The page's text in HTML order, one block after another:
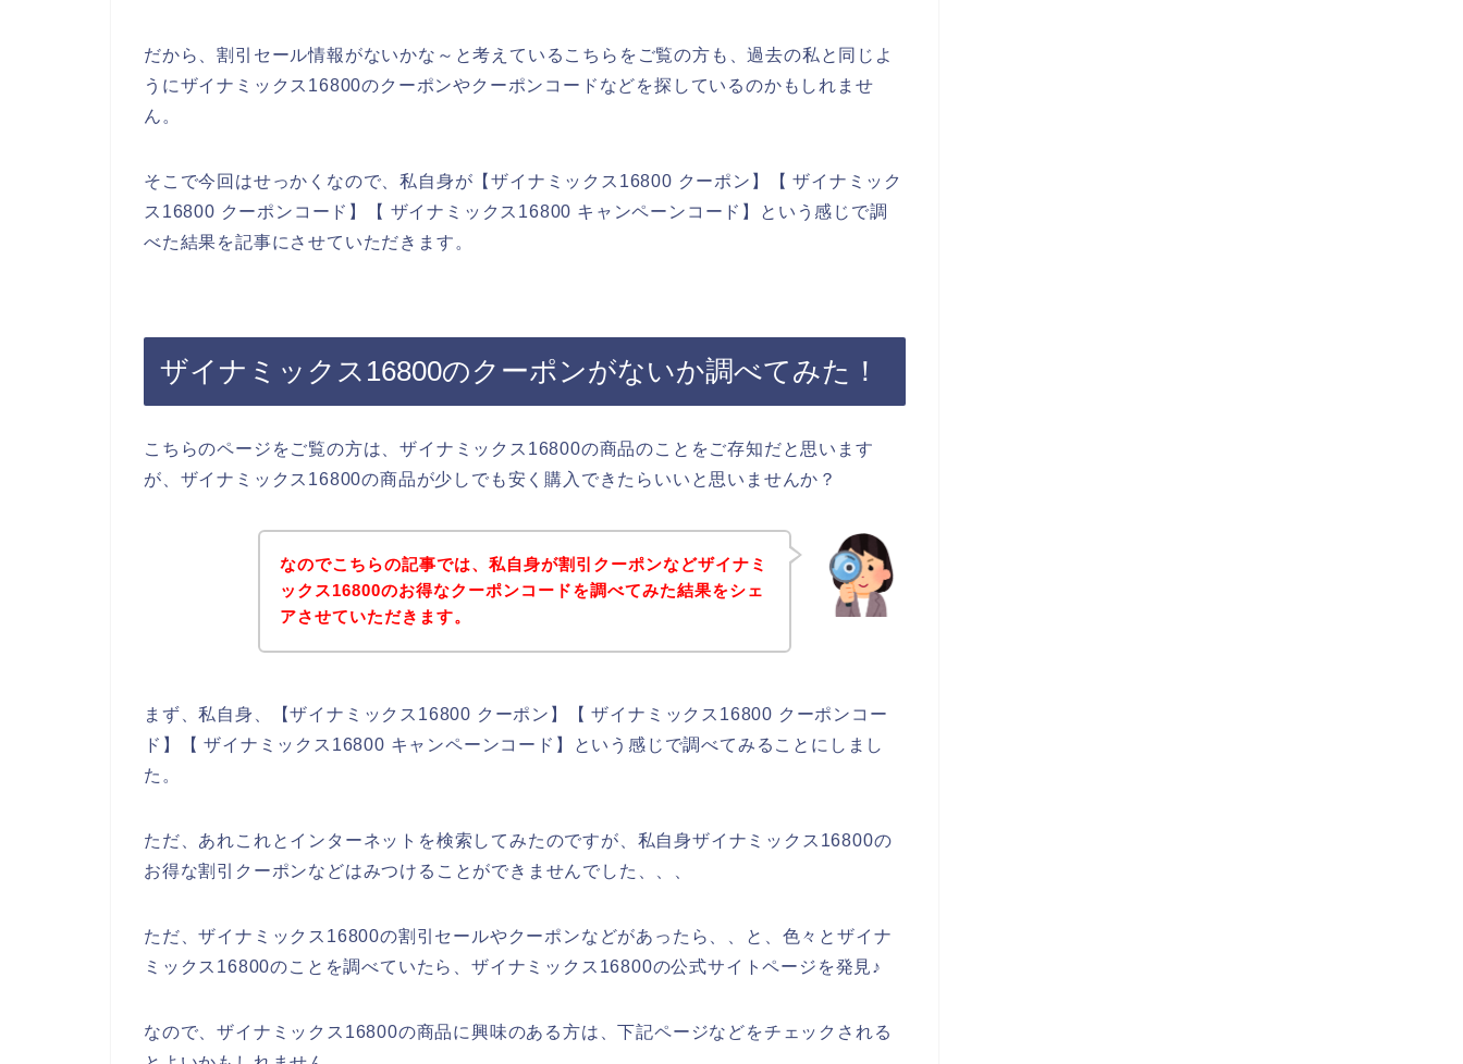
だから、割引セール情報がないかな～と考えているこちらをご覧の方も、過去の私と同じよ
うにザイナミックス16800のクーポンやクーポンコードなどを探しているのかもしれませ
ん。
そこで今回はせっかくなので、私自身が【ザイナミックス16800 クーポン】【 ザイナミック
ス16800 クーポンコード】【 ザイナミックス16800 キャンペーンコード】という感じで調
べた結果を記事にさせていただきます。
ザイナミックス16800のクーポンがないか調べてみた！
こちらのページをご覧の方は、ザイナミックス16800の商品のことをご存知だと思います
が、ザイナミックス16800の商品が少しでも安く購入できたらいいと思いませんか？
なのでこちらの記事では、私自身が割引クーポンなどザイナミ
ックス16800のお得なクーポンコードを調べてみた結果をシェ
アさせていただきます。
まず、私自身、【ザイナミックス16800 クーポン】【 ザイナミックス16800 クーポンコー
ド】【 ザイナミックス16800 キャンペーンコード】という感じで調べてみることにしまし
た。
ただ、あれこれとインターネットを検索してみたのですが、私自身ザイナミックス16800の
お得な割引クーポンなどはみつけることができませんでした、、、
ただ、ザイナミックス16800の割引セールやクーポンなどがあったら、、と、色々とザイナ
ミックス16800のことを調べていたら、ザイナミックス16800の公式サイトページを発見♪
なので、ザイナミックス16800の商品に興味のある方は、下記ページなどをチェックされる